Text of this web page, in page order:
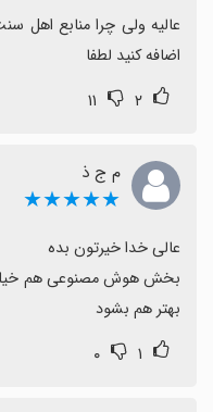
اضافه کنید لطفا
۲ ۱۱
م ج ذ
★★★★★
بهتر هم بشود
۱ ۰